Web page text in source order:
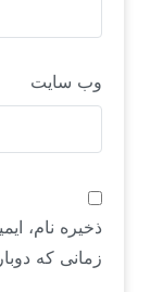
وب‌ سایت
ذخیره نام،
زمانی که